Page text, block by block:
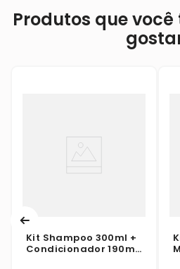
Produtos que
Kit Shampoo 300ml +
Condicionador 190ml